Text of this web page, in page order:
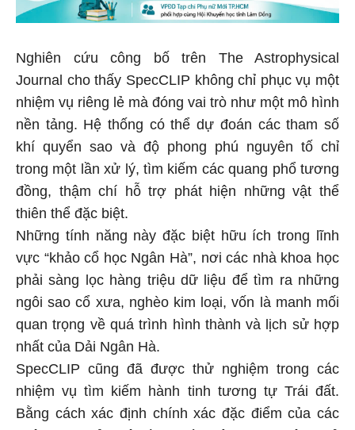
Nghiên cứu công bố trên The Astrophysical
Journal cho thấy SpecCLIP không chỉ phục vụ một
nhiệm vụ riêng lẻ mà đóng vai trò như một mô hình
nền tảng. Hệ thống có thể dự đoán các tham số
khí quyển sao và độ phong phú nguyên tố chỉ
trong một lần xử lý, tìm kiếm các quang phổ tương
đồng, thậm chí hỗ trợ phát hiện những vật thể
thiên thể đặc biệt.
Những tính năng này đặc biệt hữu ích trong lĩnh
vực “khảo cổ học Ngân Hà”, nơi các nhà khoa học
phải sàng lọc hàng triệu dữ liệu để tìm ra những
ngôi sao cổ xưa, nghèo kim loại, vốn là manh mối
quan trọng về quá trình hình thành và lịch sử hợp
nhất của Dải Ngân Hà.
SpecCLIP cũng đã được thử nghiệm trong các
nhiệm vụ tìm kiếm hành tinh tương tự Trái đất.
Bằng cách xác định chính xác đặc điểm của các